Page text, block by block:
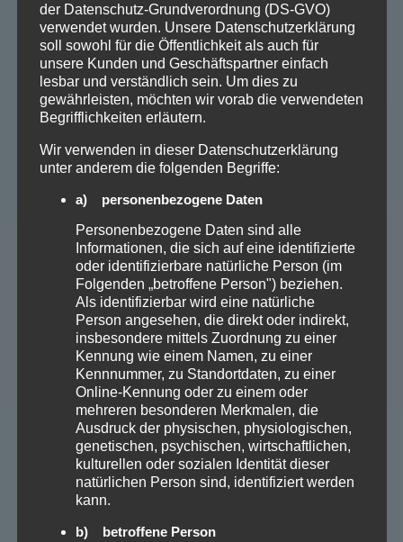
der Datenschutz-Grundverordnung (DS-GVO)
verwendet wurden. Unsere Datenschutzerklärung
soll sowohl für die Öffentlichkeit als auch für
unsere Kunden und Geschäftspartner einfach
lesbar und verständlich sein. Um dies zu
gewährleisten, möchten wir vorab die verwendeten
Begrifflichkeiten erläutern.
Wir verwenden in dieser Datenschutzerklärung
unter anderem die folgenden Begriffe:
a) personenbezogene Daten
Personenbezogene Daten sind alle
Informationen, die sich auf eine identifizierte
oder identifizierbare natürliche Person (im
Folgenden „betroffene Person") beziehen.
Als identifizierbar wird eine natürliche
Person angesehen, die direkt oder indirekt,
insbesondere mittels Zuordnung zu einer
Kennung wie einem Namen, zu einer
Kennnummer, zu Standortdaten, zu einer
Online-Kennung oder zu einem oder
mehreren besonderen Merkmalen, die
Ausdruck der physischen, physiologischen,
genetischen, psychischen, wirtschaftlichen,
kulturellen oder sozialen Identität dieser
natürlichen Person sind, identifiziert werden
kann.
b) betroffene Person